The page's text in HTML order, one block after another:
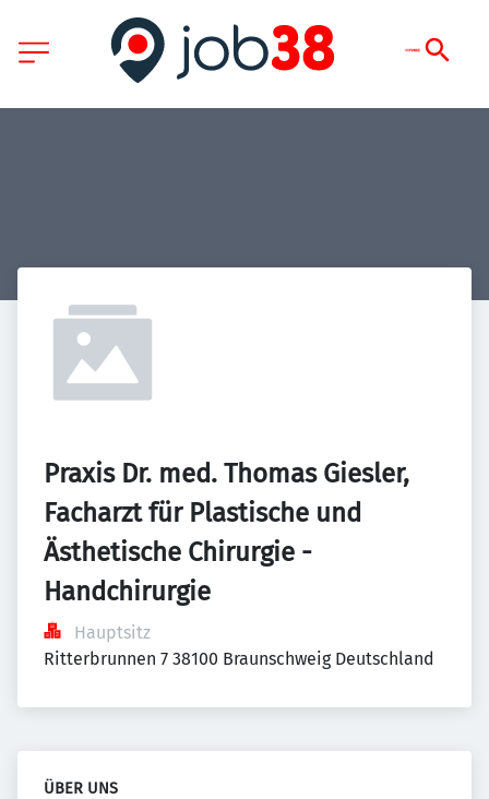
Praxis Dr. med. Thomas Giesler,
Facharzt für Plastische und
Ästhetische Chirurgie -
Handchirurgie
Hauptsitz
Ritterbrunnen 7 38100 Braunschweig Deutschland
ÜBER UNS